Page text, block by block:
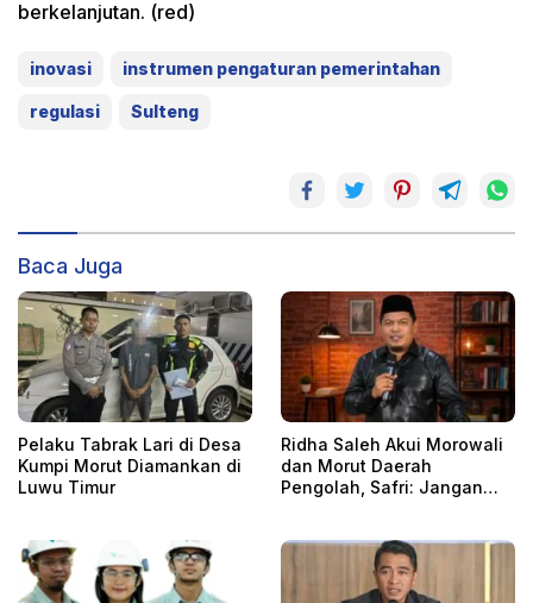
berkelanjutan. (red)
inovasi instrumen pengaturan pemerintahan
regulasi Sulteng
Baca Juga
Pelaku Tabrak Lari di Desa
Kumpi Morut Diamankan di
Luwu Timur
Ridha Saleh Akui Morowali
dan Morut Daerah
Pengolah, Safri: Jangan